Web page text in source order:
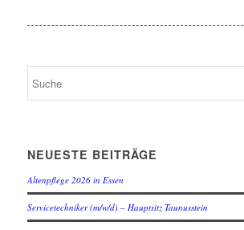
NEUESTE BEITRÄGE
Altenpflege 2026 in Essen
Servicetechniker (m/w/d) – Hauptsitz Taunusstein